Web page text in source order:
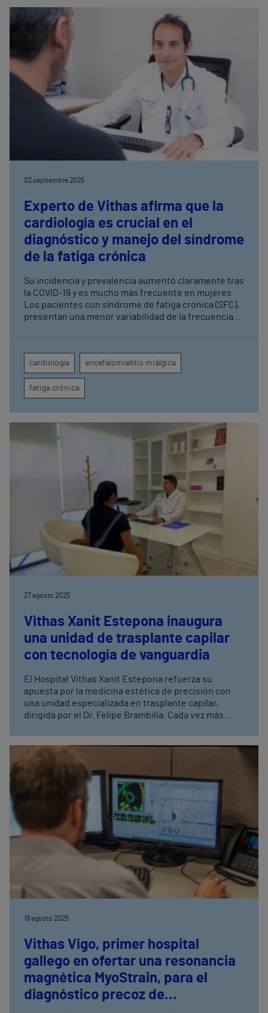
02 septiembre 2025
Experto de Vithas afirma que la
cardiología es crucial en el
diagnóstico y manejo del síndrome
de la fatiga crónica
Su incidencia y prevalencia aumentó claramente tras
la COVID-19 y es mucho más frecuente en mujeres
Los pacientes con síndrome de fatiga crónica (SFC),
presentan una menor variabilidad de la frecuencia
cardiología encefalomielitis miálgica
fatiga crónica
27 agosto 2025
Vithas Xanit Estepona inaugura
una unidad de trasplante capilar
con tecnología de vanguardia
El Hospital Vithas Xanit Estepona refuerza su
apuesta por la medicina estética de precisión con
una unidad especializada en trasplante capilar,
dirigida por el Dr. Felipe Brambilla. Cada vez más
19 agosto 2025
Vithas Vigo, primer hospital
gallego en ofertar una resonancia
magnética MyoStrain, para el
diagnóstico precoz de